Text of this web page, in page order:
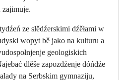
zajimuje.
ze slědźerskimi dźěłami w
wopyt bě jako na kulturu a
geologiskich
dlěše zapozdźenje dóńdźe
na Serbskim gymnaziju,